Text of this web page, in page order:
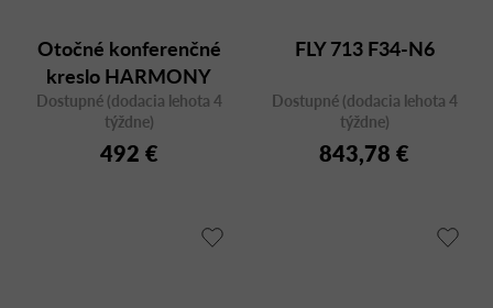
Otočné konferenčné
kreslo HARMONY
MODERN 870 F90
Dostupné (dodacia lehota 4
týždne)
492 €
FLY 713 F34-N6
Dostupné (dodacia lehota 4
týždne)
843,78 €